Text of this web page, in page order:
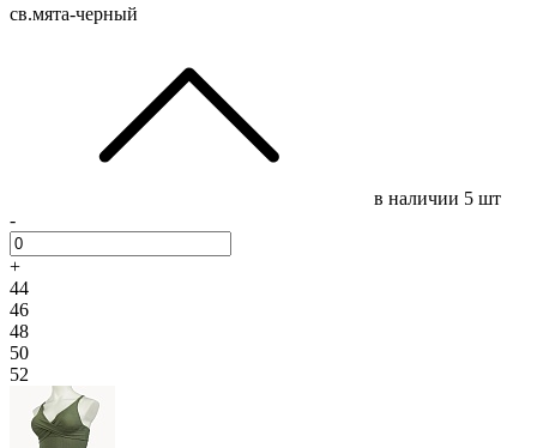
св.мята-черный
в наличии 5 шт
-
+
44
46
48
50
52